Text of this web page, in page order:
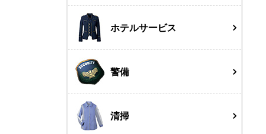
ホテルサービス
警備
清掃